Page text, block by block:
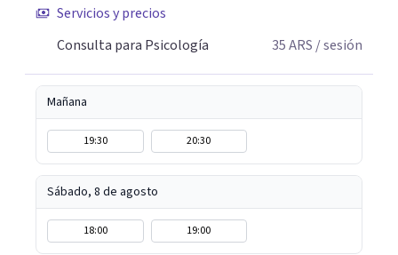
Servicios y precios
Consulta para Psicología
35ARS / sesión
Mañana
19:30 20:30
Sábado, 8 de agosto
18:00 19:00